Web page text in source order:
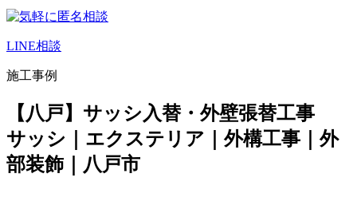
LINE相談
施工事例
【八戸】サッシ入替・外壁張替工事
サッシ｜エクステリア｜外構工事｜外
部装飾｜八戸市